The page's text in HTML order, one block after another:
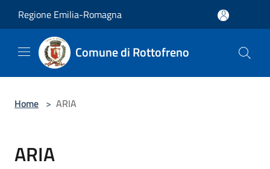
Regione Emilia-Romagna
Comune di Rottofreno
Home > ARIA
ARIA